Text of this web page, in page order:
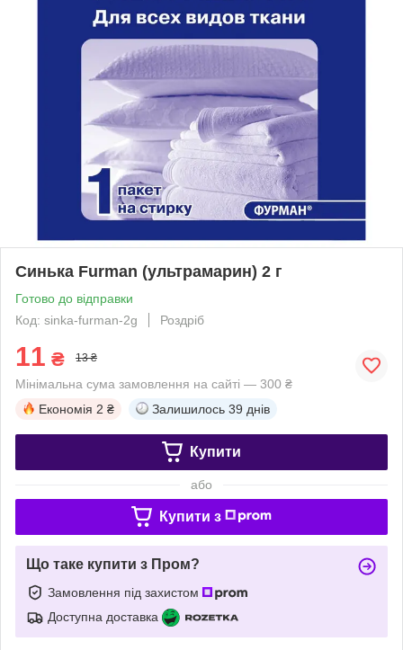
Синька Furman (ультрамарин) 2 г
Готово до відправки
Код: sinka-furman-2g
Роздріб
11 ₴ 13 ₴
Мінімальна сума замовлення на сайті — 300 ₴
Економія 2 ₴ Залишилось 39 днів
Купити
або
Купити з
Що таке купити з Пром?
Замовлення під захистом
Доступна доставка